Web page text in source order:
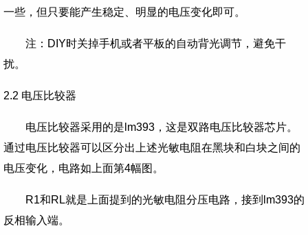
一些，但只要能产生稳定、明显的电压变化即可。
注：DIY时关掉手机或者平板的自动背光调节，避免干
扰。
2.2 电压比较器
电压比较器采用的是lm393，这是双路电压比较器芯片。
通过电压比较器可以区分出上述光敏电阻在黑块和白块之间的
电压变化，电路如上面第4幅图。
R1和RL就是上面提到的光敏电阻分压电路，接到lm393的
反相输入端。